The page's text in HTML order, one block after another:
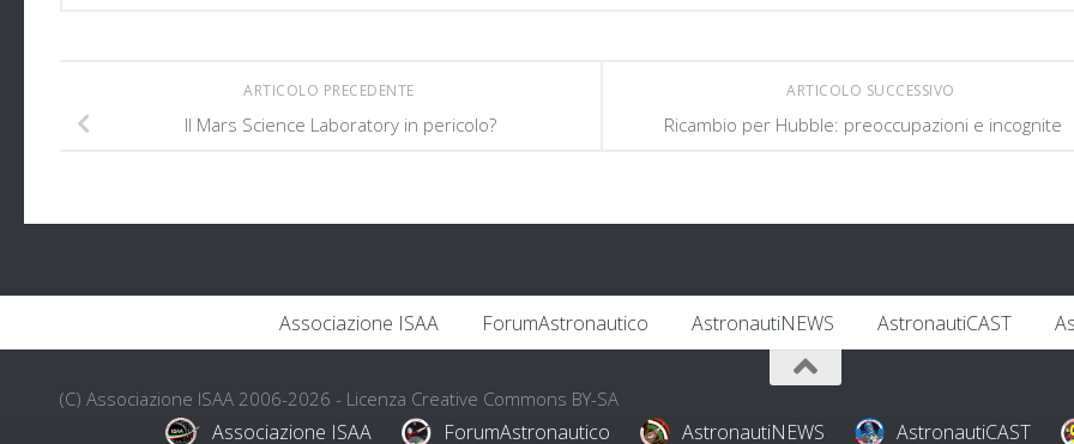
Associazione ISAA ForumAstronautico AstronautiNEWS AstronautiCAST
ARTICOLO SUCCESSIVO
Ricambio per Hubble: preoccupazioni e incognite
ARTICOLO PRECEDENTE
Il Mars Science Laboratory in pericolo?
Associazione ISAA ForumAstronautico AstronautiNEWS AstronautiCAST
(C) Associazione ISAA 2006-2026 - Licenza Creative Commons BY-SA